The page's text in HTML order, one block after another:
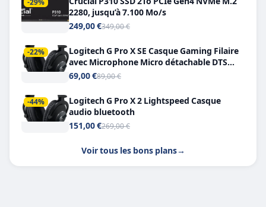
-29%
2280, jusqu’à 7.100 Mo/s
249,00 €349,00 €
-22%
Logitech G Pro X SE Casque Gaming Filaire
avec Microphone Micro détachable DTS
Headphone X 7.1
69,00 €89,00 €
-44%
Logitech G Pro X 2 Lightspeed Casque
audio bluetooth
151,00 €269,00 €
Voir tous les bons plans→